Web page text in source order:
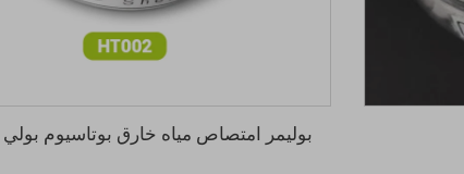
بوليمر امتصاص مياه خارق بوتاسيوم بولي